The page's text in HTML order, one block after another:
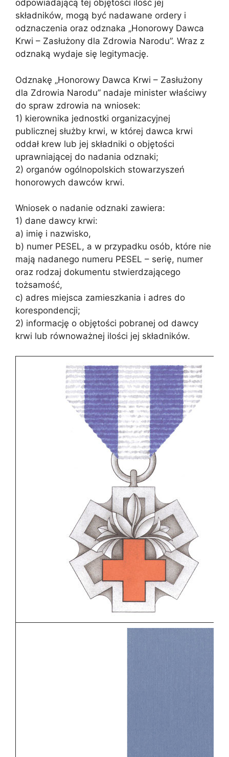
odpowiadającą tej objętości ilość jej
składników, mogą być nadawane ordery i
odznaczenia oraz odznaka „Honorowy Dawca
Krwi – Zasłużony dla Zdrowia Narodu”. Wraz z
odznaką wydaje się legitymację.
Odznakę „Honorowy Dawca Krwi – Zasłużony
dla Zdrowia Narodu” nadaje minister właściwy
do spraw zdrowia na wniosek:
1) kierownika jednostki organizacyjnej
publicznej służby krwi, w której dawca krwi
oddał krew lub jej składniki o objętości
uprawniającej do nadania odznaki;
2) organów ogólnopolskich stowarzyszeń
honorowych dawców krwi.
Wniosek o nadanie odznaki zawiera:
1) dane dawcy krwi:
a) imię i nazwisko,
b) numer PESEL, a w przypadku osób, które nie
mają nadanego numeru PESEL – serię, numer
oraz rodzaj dokumentu stwierdzającego
tożsamość,
c) adres miejsca zamieszkania i adres do
korespondencji;
2) informację o objętości pobranej od dawcy
krwi lub równoważnej ilości jej składników.